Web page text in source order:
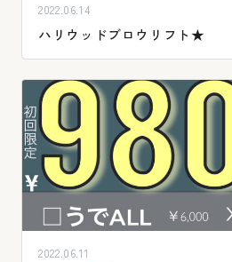
2022.06.14
ハリウッドブロウリフト★
2022.06.11